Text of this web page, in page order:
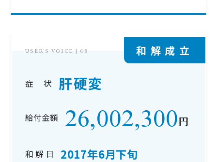
和解成立
USER’S VOICE | 08
症 状 肝硬変
給付金額 26,002,300円
和 解 日 2017年6月下旬